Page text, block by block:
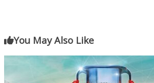
You May Also Like